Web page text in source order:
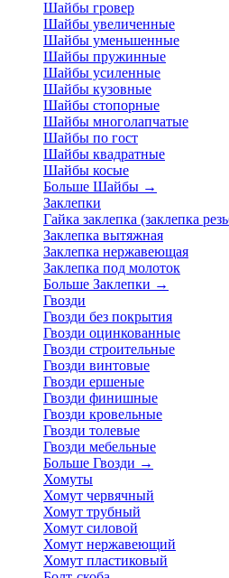
Шайбы гровер
Шайбы увеличенные
Шайбы уменьшенные
Шайбы пружинные
Шайбы усиленные
Шайбы кузовные
Шайбы стопорные
Шайбы многолапчатые
Шайбы по гост
Шайбы квадратные
Шайбы косые
Больше Шайбы →
Заклепки
Гайка заклепка (заклепка
Заклепка вытяжная
Заклепка нержавеющая
Заклепка под молоток
Больше Заклепки →
Гвозди
Гвозди без покрытия
Гвозди оцинкованные
Гвозди строительные
Гвозди винтовые
Гвозди ершеные
Гвозди финишные
Гвозди кровельные
Гвозди толевые
Гвозди мебельные
Больше Гвозди →
Хомуты
Хомут червячный
Хомут трубный
Хомут силовой
Хомут нержавеющий
Хомут пластиковый